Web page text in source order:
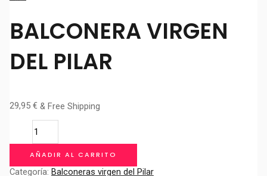
BALCONERA VIRGEN
DEL PILAR
29,95 € & Free Shipping
VIRGEN
DEL
PILAR
cantidad
AÑADIR AL CARRITO
Categoría: Balconeras virgen del Pilar